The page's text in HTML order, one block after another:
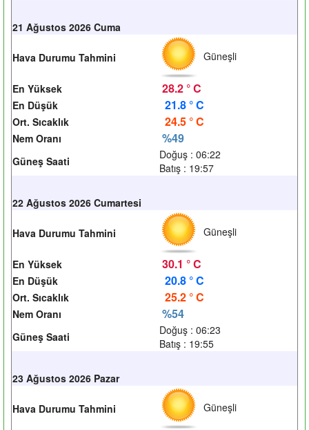
21 Ağustos 2026 Cuma
Hava Durumu Tahmini Güneşli
En Yüksek 28.2 ° C
En Düşük 21.8 ° C
Ort. Sıcaklık 24.5 ° C
Nem Oranı %49
Güneş Saati
Doğuş : 06:22
Batış : 19:57
22 Ağustos 2026 Cumartesi
Hava Durumu Tahmini Güneşli
En Yüksek 30.1 ° C
En Düşük 20.8 ° C
Ort. Sıcaklık 25.2 ° C
Nem Oranı %54
Güneş Saati
Doğuş : 06:23
Batış : 19:55
23 Ağustos 2026 Pazar
Hava Durumu Tahmini Güneşli